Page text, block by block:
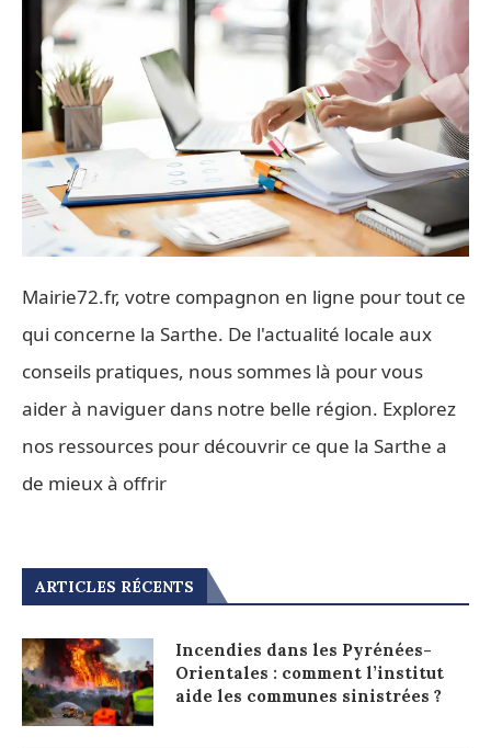
Mairie72.fr, votre compagnon en ligne pour tout ce
qui concerne la Sarthe. De l'actualité locale aux
conseils pratiques, nous sommes là pour vous
aider à naviguer dans notre belle région. Explorez
nos ressources pour découvrir ce que la Sarthe a
de mieux à offrir
ARTICLES RÉCENTS
Incendies dans les Pyrénées-
Orientales : comment l’institut
aide les communes sinistrées ?